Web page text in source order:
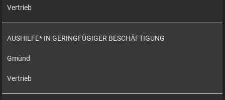
Vertrieb
AUSHILFE* IN GERINGFÜGIGER BESCHÄFTIGUNG
Gmünd
Vertrieb